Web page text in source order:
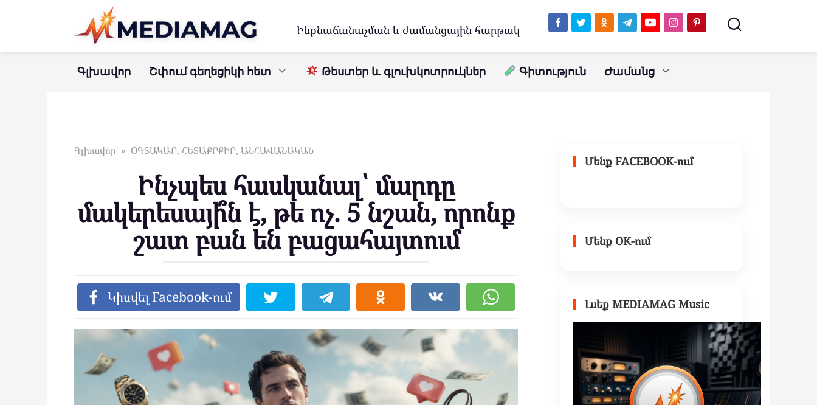
Ինքնաճանաչման և ժամանցային հարթակ
Գլխավոր Շփում գեղեցիկի հետ Թեստեր և գլուխկոտրուկներ Գիտություն Ժամանց
Գլխավոր » ՕԳՏԱԿԱՐ, ՀԵՏԱՔՐՔԻՐ, ԱՆՀԱՎԱՆԱԿԱՆ
Ինչպես հասկանալ՝ մարդը
մակերեսայի՞ն է, թե ոչ. 5 նշան, որոնք
շատ բան են բացահայտում
Կիսվել Facebook-ում
Մենք FACEBOOK-ում
Մենք OK-ում
Լսեք MEDIAMAG Music
ժամանակի մասին